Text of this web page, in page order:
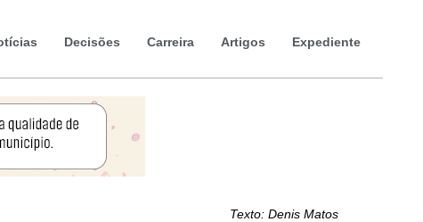
Decisões Carreira Artigos Expediente
Texto: Denis Matos